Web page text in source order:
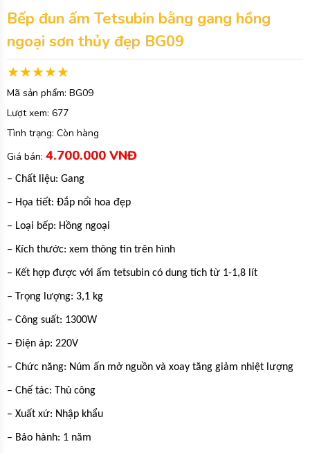
Bếp đun ấm Tetsubin bằng gang hồng
ngoại sơn thủy đẹp BG09
Mã sản phẩm: BG09
Lượt xem: 677
Tình trạng: Còn hàng
Giá bán: 4.700.000 VNĐ
– Chất liệu: Gang
– Họa tiết: Đắp nổi hoa đẹp
– Loại bếp: Hồng ngoại
– Kích thước: xem thông tin trên hình
– Kết hợp được với ấm tetsubin có dung tích từ 1-1,8 lít
– Trọng lượng: 3,1 kg
– Công suất: 1300W
– Điện áp: 220V
– Chức năng: Núm ấn mở nguồn và xoay tăng giảm nhiệt lượng
– Chế tác: Thủ công
– Xuất xứ: Nhập khẩu
– Bảo hành: 1 năm